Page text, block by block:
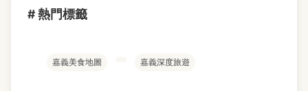
# 熱門標籤
嘉義美食地圖 嘉義深度旅遊